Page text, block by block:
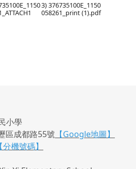
3) 376735100E_1150
058261_print (1).pdf
小學
區成都路55號 【Google地圖】
【分機號碼】